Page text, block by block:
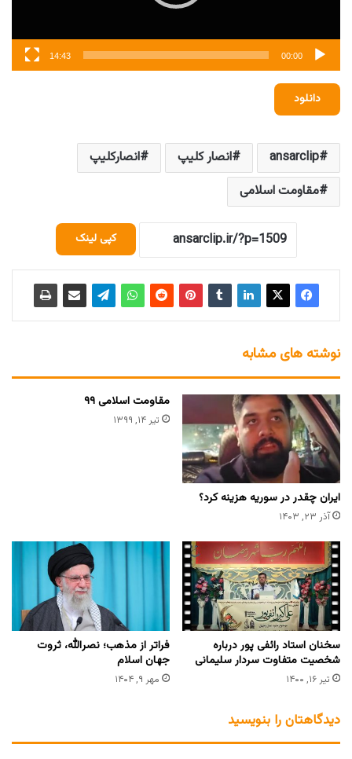
00:00
14:43
دانلود
ansarclip انصار کلیپ
انصارکلیپ
مقاومت اسلامی
کپی لینک
نوشته های مشابه
ایران چقدر در سوریه هزینه کرد؟
آذر ۲۳, ۱۴۰۳
مقاومت اسلامی ۹۹
تیر ۱۴, ۱۳۹۹
سخنان استاد رائفی پور درباره
شخصیت متفاوت سردار سلیمانی
تیر ۱۶, ۱۴۰۰
‏فراتر از مذهب؛ نصرالله، ثروت
جهان اسلام
مهر ۹, ۱۴۰۴
دیدگاهتان را بنویسید